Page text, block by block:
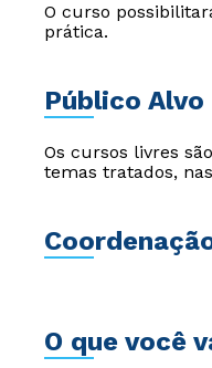
O curso
prática.
Público Alvo
Os cursos livres
temas tratados,
O que você